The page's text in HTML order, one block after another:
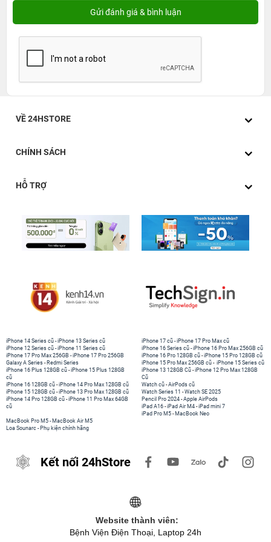
VỀ 24HSTORE
CHÍNH SÁCH
HỖ TRỢ
iPhone 14 Series cũ -iPhone 13 Series cũ
iPhone 12 Series cũ -iPhone 11 Series cũ
iPhone 17 Pro Max 256GB -iPhone 17 Pro 256GB
Galaxy A Series - Redmi Series
iPhone 17 cũ -iPhone 17 Pro Max cũ
iPhone 16 Series cũ - iPhone 16 Pro Max 256GB cũ
iPhone 16 Pro 128GB cũ -iPhone 15 Pro 128GB cũ
iPhone 15 Pro Max 256GB cũ - iPhone 15 Series cũ
iPhone 16 Plus 128GB cũ -iPhone 15 Plus 128GB
cũ
iPhone 16 128GB cũ -iPhone 14 Pro Max 128GB cũ
iPhone 15 128GB cũ -iPhone 13 Pro Max 128GB cũ
iPhone 14 Pro 128GB cũ -iPhone 11 Pro Max 64GB
cũ
iPhone 13 128GB Cũ -iPhone 12 Pro Max 128GB
Cũ
Watch cũ -AirPods cũ
Watch Series 11 -Watch SE 2025
Pencil Pro 2024 -Apple AirPods
iPad A16 -iPad Air M4 -iPad mini 7
iPad Pro M5 - MacBook Neo
MacBook Pro M5 - MacBook Air M5
Loa Sounarc - Phụ kiện chính hãng
Kết nối 24hStore
Website thành viên:
Bệnh Viện Điện Thoại, Laptop 24h